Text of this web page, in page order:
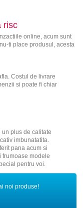
risc
online, acum sunt
ti place produsul, acesta
Costul de livrare
si poate fi chiar
plus de calitate
imbunatatita.
pana acum si
frumoase modele
pentru voi.
noi produse!